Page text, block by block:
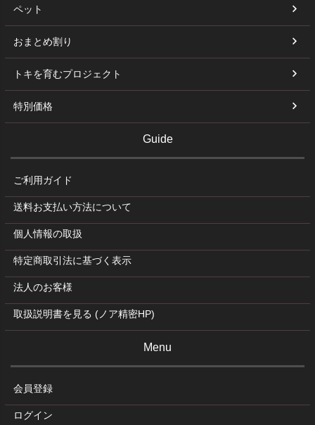
ペット
おまとめ割り
トキを育むプロジェクト
特別価格
Guide
ご利用ガイド
送料お支払い方法について
個人情報の取扱
特定商取引法に基づく表示
法人のお客様
取扱説明書を見る (ノア精密HP)
Menu
会員登録
ログイン